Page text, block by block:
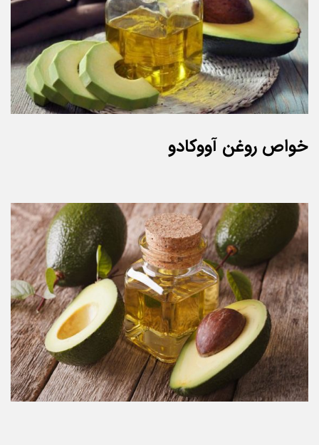
خواص روغن آووکادو